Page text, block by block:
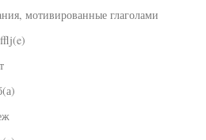
мотивированные глаголами